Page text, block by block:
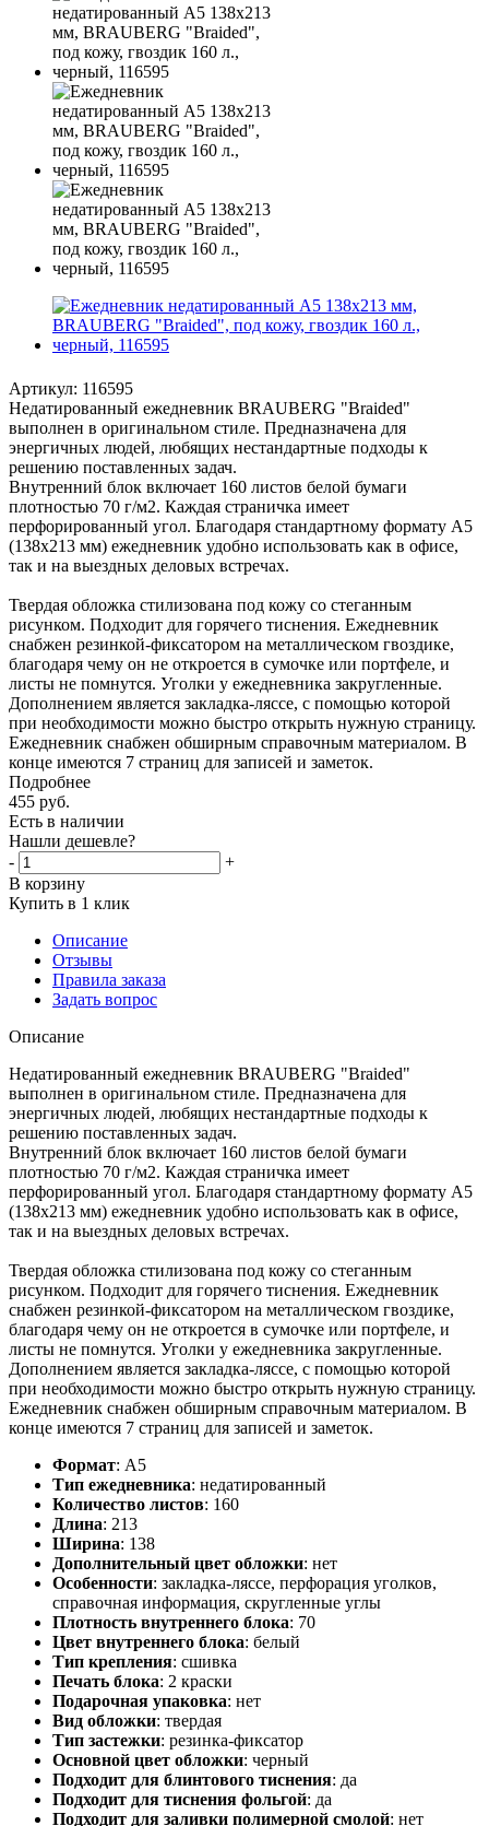
Артикул: 116595
Недатированный ежедневник BRAUBERG "Braided"
выполнен в оригинальном стиле. Предназначена для
энергичных людей, любящих нестандартные подходы к
решению поставленных задач.
Внутренний блок включает 160 листов белой бумаги
плотностью 70 г/м2. Каждая страничка имеет
перфорированный угол. Благодаря стандартному формату А5
(138х213 мм) ежедневник удобно использовать как в офисе,
так и на выездных деловых встречах.
Твердая обложка стилизована под кожу со стеганным
рисунком. Подходит для горячего тиснения. Ежедневник
снабжен резинкой-фиксатором на металлическом гвоздике,
благодаря чему он не откроется в сумочке или портфеле, и
листы не помнутся. Уголки у ежедневника закругленные.
Дополнением является закладка-ляссе, с помощью которой
при необходимости можно быстро открыть нужную страницу.
Ежедневник снабжен обширным справочным материалом. В
конце имеются 7 страниц для записей и заметок.
Подробнее
455 руб.
Есть в наличии
Нашли дешевле?
-
+
В корзину
Купить в 1 клик
Описание
Отзывы
Правила заказа
Задать вопрос
Описание
Недатированный ежедневник BRAUBERG "Braided"
выполнен в оригинальном стиле. Предназначена для
энергичных людей, любящих нестандартные подходы к
решению поставленных задач.
Внутренний блок включает 160 листов белой бумаги
плотностью 70 г/м2. Каждая страничка имеет
перфорированный угол. Благодаря стандартному формату А5
(138х213 мм) ежедневник удобно использовать как в офисе,
так и на выездных деловых встречах.
Твердая обложка стилизована под кожу со стеганным
рисунком. Подходит для горячего тиснения. Ежедневник
снабжен резинкой-фиксатором на металлическом гвоздике,
благодаря чему он не откроется в сумочке или портфеле, и
листы не помнутся. Уголки у ежедневника закругленные.
Дополнением является закладка-ляссе, с помощью которой
при необходимости можно быстро открыть нужную страницу.
Ежедневник снабжен обширным справочным материалом. В
конце имеются 7 страниц для записей и заметок.
Формат: А5
Тип ежедневника: недатированный
Количество листов: 160
Длина: 213
Ширина: 138
Дополнительный цвет обложки: нет
Особенности: закладка-ляссе, перфорация уголков,
справочная информация, скругленные углы
Плотность внутреннего блока: 70
Цвет внутреннего блока: белый
Тип крепления: сшивка
Печать блока: 2 краски
Подарочная упаковка: нет
Вид обложки: твердая
Тип застежки: резинка-фиксатор
Основной цвет обложки: черный
Подходит для блинтового тиснения: да
Подходит для тиснения фольгой: да
Подходит для заливки полимерной смолой: нет